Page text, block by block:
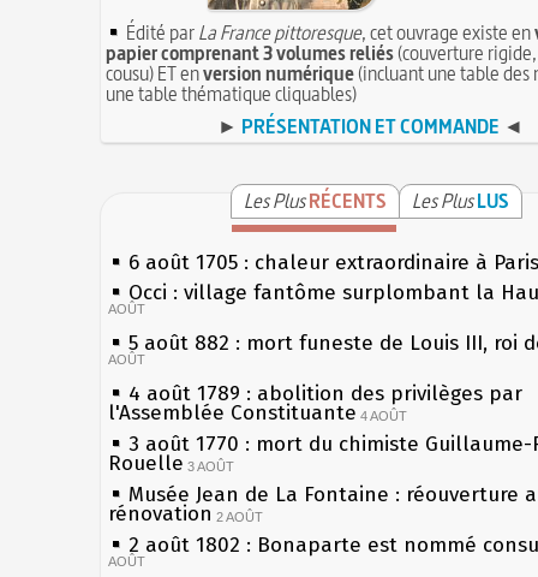
Édité parLa France pittoresque, cet ouvrage existe en
papier comprenant 3 volumes reliés(couverture
cousu) ET enversion numérique(incluant une table des
une table thématique cliquables)
► PRÉSENTATION ET COMMANDE ◄
Les PlusRÉCENTS Les PlusLUS
6 août 1705 : chaleur extraordinaire à Paris
Occi : village fantôme surplombant la
AOÛT
5 août 882 : mort funeste de Louis III, roi
AOÛT
4 août 1789 : abolition des privilèges par
l'Assemblée Constituante 4 AOÛT
3 août 1770 : mort du chimiste Guillaume-
Rouelle 3 AOÛT
Musée Jean de La Fontaine : réouverture
rénovation 2 AOÛT
2 août 1802 : Bonaparte est nommé
AOÛT